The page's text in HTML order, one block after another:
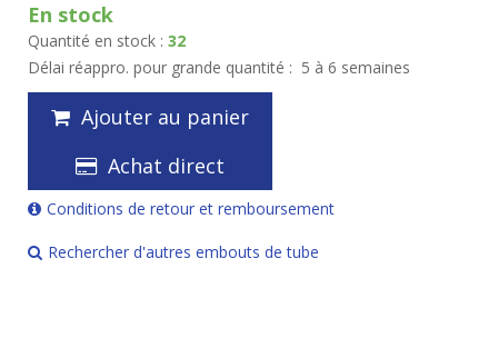
En stock
Quantité en stock : 32
Délai réappro. pour grande quantité : 5 à 6 semaines
Ajouter au panier
Achat direct
Conditions de retour et remboursement
Rechercher d'autres embouts de tube